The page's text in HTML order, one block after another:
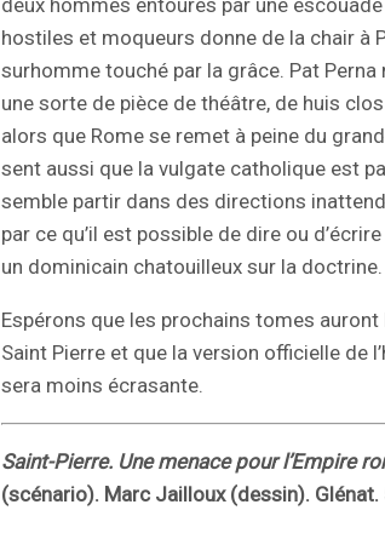
deux hommes entourés par une
hostiles et moqueurs donne de la chair à
surhomme touché par la grâce. Pat
une sorte de pièce de théâtre, de huis
alors que Rome se remet à peine du
sent aussi que la vulgate catholique est
semble partir dans des directions
par ce qu’il est possible de dire ou
un dominicain chatouilleux sur la doctrine.
Espérons que les prochains tomes
Saint Pierre et que la version officielle de
sera moins écrasante.
Saint-Pierre. Une menace pour l’Empire
(scénario). Marc Jailloux (dessin). Glénat.